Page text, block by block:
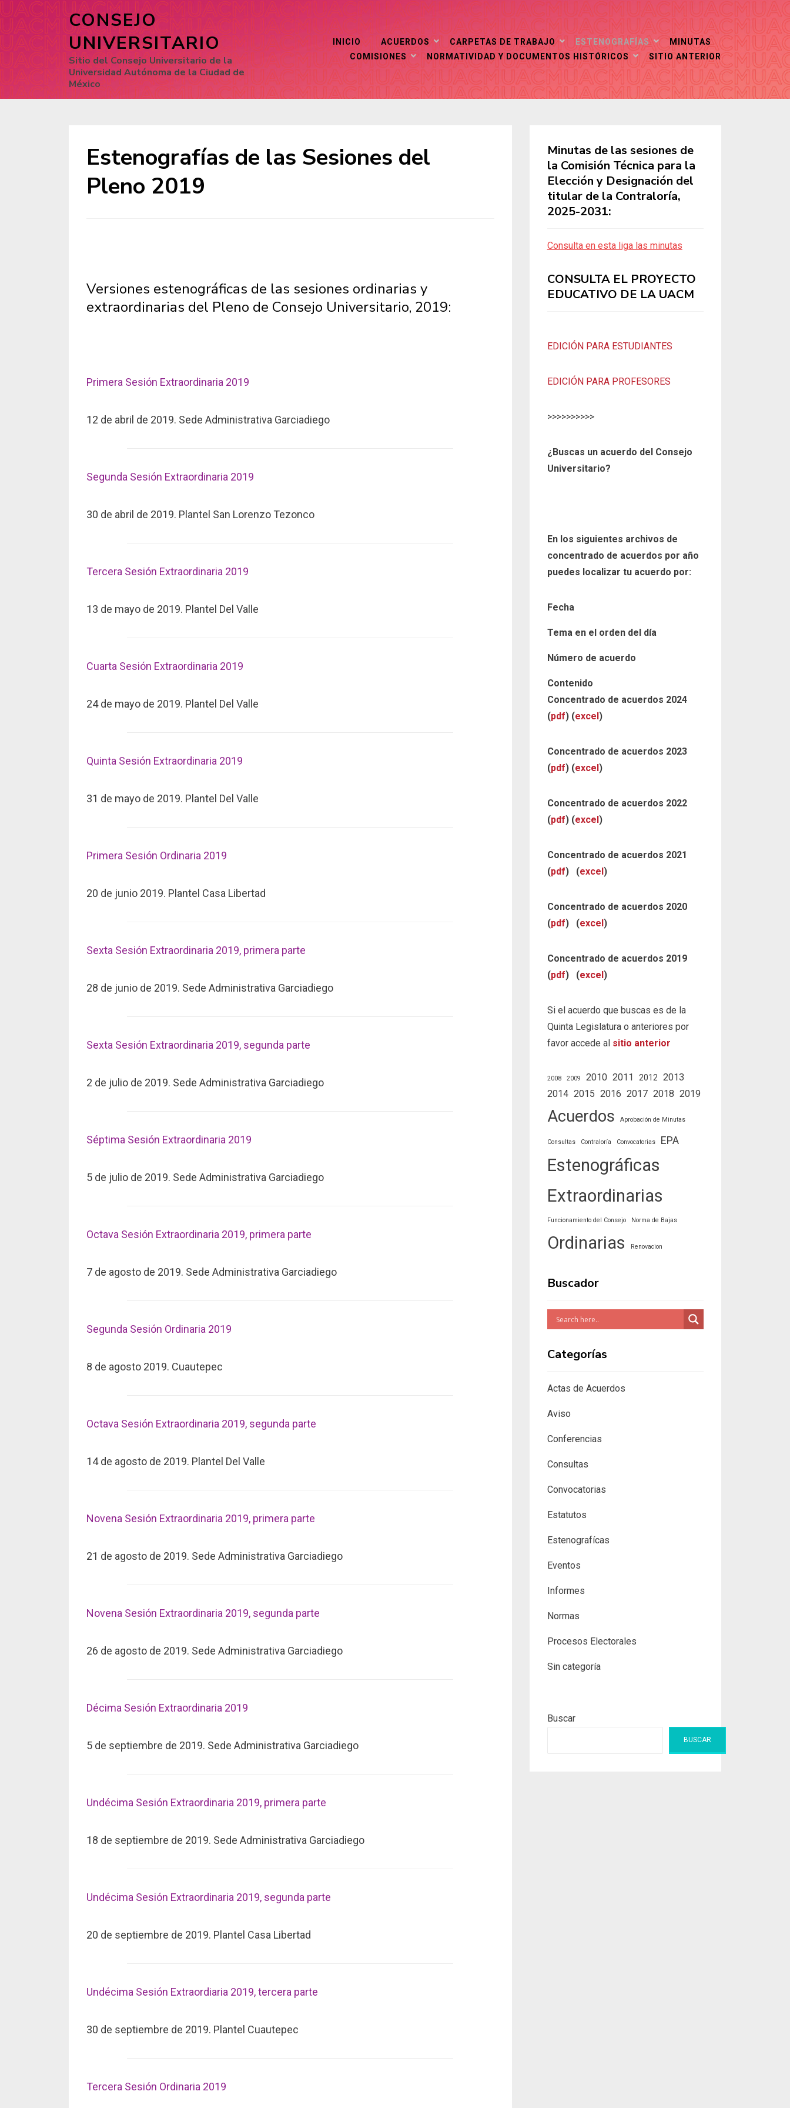
CONSEJO
UNIVERSITARIO
Sitio del Consejo Universitario de la
Universidad Autónoma de la Ciudad de
México
INICIO ACUERDOS CARPETAS DE TRABAJO ESTENOGRAFÍAS
MINUTAS
COMISIONES
NORMATIVIDAD Y DOCUMENTOS HISTÓRICOS SITIO ANTERIOR
Estenografías de las Sesiones del
Pleno 2019
Versiones estenográficas de las sesiones ordinarias y
extraordinarias del Pleno de Consejo Universitario, 2019:
Primera Sesión Extraordinaria 2019
12 de abril de 2019. Sede Administrativa Garciadiego
Segunda Sesión Extraordinaria 2019
30 de abril de 2019. Plantel San Lorenzo Tezonco
Tercera Sesión Extraordinaria 2019
13 de mayo de 2019. Plantel Del Valle
Cuarta Sesión Extraordinaria 2019
24 de mayo de 2019. Plantel Del Valle
Quinta Sesión Extraordinaria 2019
31 de mayo de 2019. Plantel Del Valle
Primera Sesión Ordinaria 2019
20 de junio 2019. Plantel Casa Libertad
Sexta Sesión Extraordinaria 2019, primera parte
28 de junio de 2019. Sede Administrativa Garciadiego
Sexta Sesión Extraordinaria 2019, segunda parte
2 de julio de 2019. Sede Administrativa Garciadiego
Séptima Sesión Extraordinaria 2019
5 de julio de 2019. Sede Administrativa Garciadiego
Octava Sesión Extraordinaria 2019, primera parte
7 de agosto de 2019. Sede Administrativa Garciadiego
Segunda Sesión Ordinaria 2019
8 de agosto 2019. Cuautepec
Octava Sesión Extraordinaria 2019, segunda parte
14 de agosto de 2019. Plantel Del Valle
Novena Sesión Extraordinaria 2019, primera parte
21 de agosto de 2019. Sede Administrativa Garciadiego
Novena Sesión Extraordinaria 2019, segunda parte
26 de agosto de 2019. Sede Administrativa Garciadiego
Décima Sesión Extraordinaria 2019
5 de septiembre de 2019. Sede Administrativa Garciadiego
Undécima Sesión Extraordinaria 2019, primera parte
18 de septiembre de 2019. Sede Administrativa Garciadiego
Undécima Sesión Extraordinaria 2019, segunda parte
20 de septiembre de 2019. Plantel Casa Libertad
Undécima Sesión Extraordiaria 2019, tercera parte
30 de septiembre de 2019. Plantel Cuautepec
Tercera Sesión Ordinaria 2019
Minutas de las sesiones de
la Comisión Técnica para la
Elección y Designación del
titular de la Contraloría,
2025-2031:
Consulta en esta liga las minutas
CONSULTA EL PROYECTO
EDUCATIVO DE LA UACM
EDICIÓN PARA ESTUDIANTES
EDICIÓN PARA PROFESORES
>>>>>>>>>>
¿Buscas un acuerdo del Consejo
Universitario?
En los siguientes archivos de
concentrado de acuerdos por año
puedes localizar tu acuerdo por:
Fecha
Tema en el orden del día
Número de acuerdo
Contenido
Concentrado de acuerdos 2024
(pdf) (excel)
Concentrado de acuerdos 2023
(pdf) (excel)
Concentrado de acuerdos 2022
(pdf) (excel)
Concentrado de acuerdos 2021
(pdf) (excel)
Concentrado de acuerdos 2020
(pdf) (excel)
Concentrado de acuerdos 2019
(pdf) (excel)
Si el acuerdo que buscas es de la
Quinta Legislatura o anteriores por
favor accede al sitio anterior
2008 2009 2010 2011 2012
2013
2014 2015 2016 2017 2018 2019
Acuerdos Aprobación de Minutas
Consultas Contraloría Convocatorias EPA
Estenográficas
Extraordinarias
Funcionamiento del Consejo Norma de Bajas
Ordinarias Renovacion
Buscador
Categorías
Actas de Acuerdos
Aviso
Conferencias
Consultas
Convocatorias
Estatutos
Estenografícas
Eventos
Informes
Normas
Procesos Electorales
Sin categoría
Buscar
BUSCAR